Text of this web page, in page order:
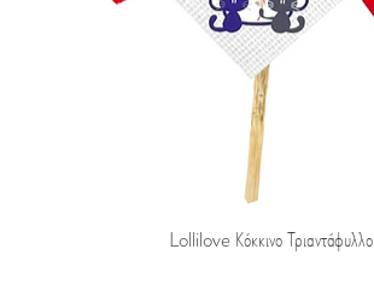
Lollilove Κόκκινο Τριαντάφυλλο